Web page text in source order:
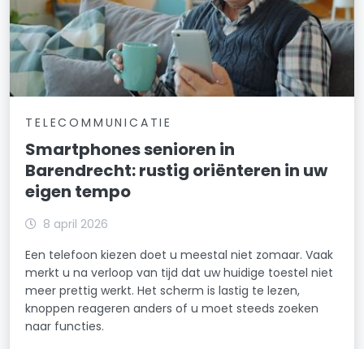
TELECOMMUNICATIE
Smartphones senioren in
Barendrecht: rustig oriënteren in uw
eigen tempo
8 april 2026
Een telefoon kiezen doet u meestal niet zomaar. Vaak
merkt u na verloop van tijd dat uw huidige toestel niet
meer prettig werkt. Het scherm is lastig te lezen,
knoppen reageren anders of u moet steeds zoeken
naar functies.